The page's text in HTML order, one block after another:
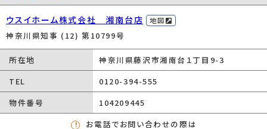
種別/構造
新築一戸建/木造
階建
2階建
築年数
予定
総区画数/販売
区画数
-/-
向き
南西
ウスイホーム株式会社 湘南台店 地図
神奈川県知事 (12) 第10799号
所在地
神奈川県藤沢市湘南台１丁目9-3
TEL
0120-394-555
物件番号
104209445
お電話でお問い合わせの際は